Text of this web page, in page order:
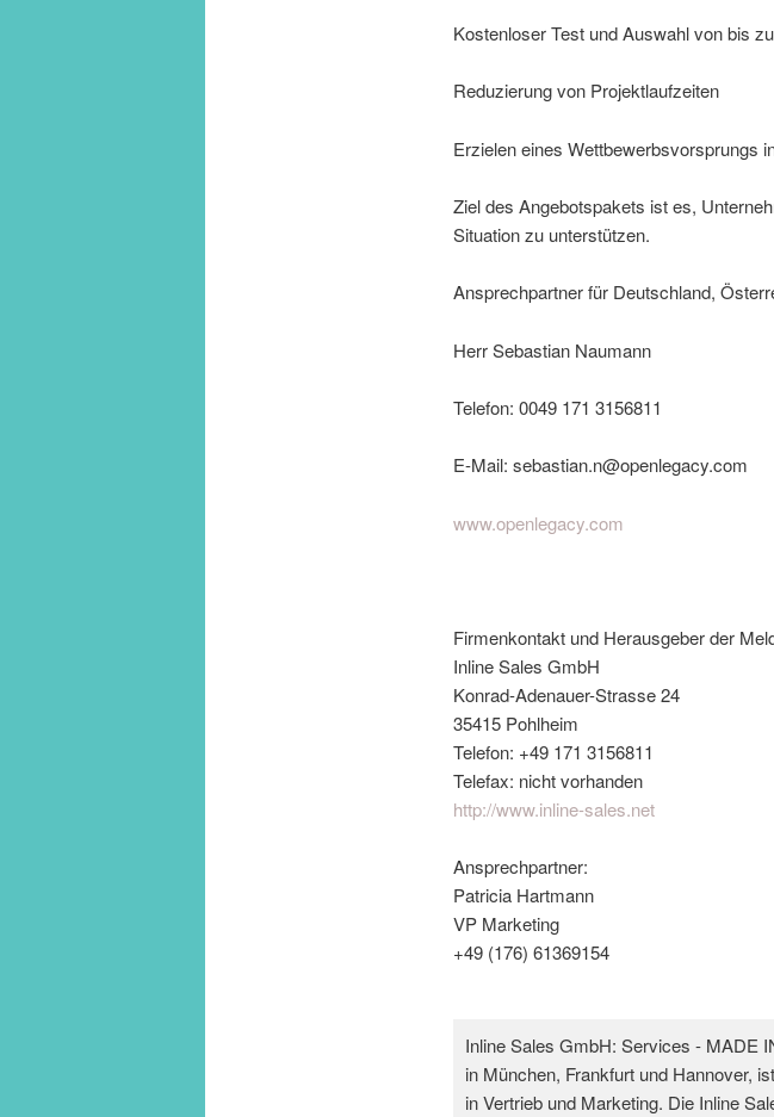
Kostenloser Test und Auswahl von bis
Reduzierung von Projektlaufzeiten
Erzielen eines Wettbewerbsvorsprungs
Ziel des Angebotspakets ist es,
Situation zu unterstützen.
Ansprechpartner für Deutschland,
Herr Sebastian Naumann
Telefon: 0049 171 3156811
E-Mail: sebastian.n@openlegacy.com
www.openlegacy.com
Firmenkontakt und Herausgeber der
Inline Sales GmbH
Konrad-Adenauer-Strasse 24
35415 Pohlheim
Telefon: +49 171 3156811
Telefax: nicht vorhanden
http://www.inline-sales.net
Ansprechpartner:
Patricia Hartmann
VP Marketing
+49 (176) 61369154
Inline Sales GmbH: Services - MADE
in München, Frankfurt und Hannover,
in Vertrieb und Marketing. Die Inline